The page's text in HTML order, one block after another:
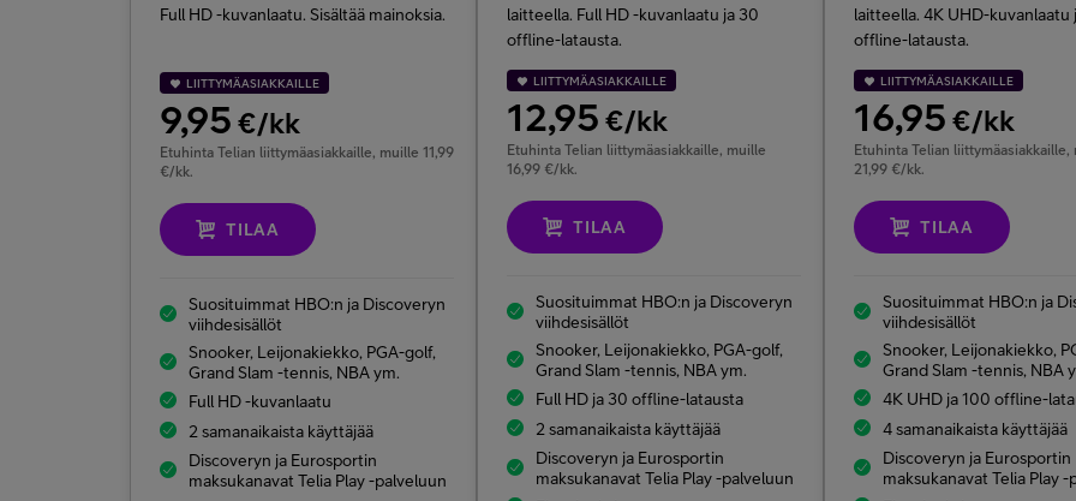
Full HD -kuvanlaatu. Sisältää mainoksia.
LIITTYMÄASIAKKAILLE
9,95 €/kk
Etuhinta Telian liittymäasiakkaille, muille 11,99
€/kk.
TILAA
Suosituimmat HBO:n ja Discoveryn
viihdesisällöt
Snooker, Leijonakiekko, PGA-golf,
Grand Slam -tennis, NBA ym.
Full HD -kuvanlaatu
2 samanaikaista käyttäjää
Discoveryn ja Eurosportin
maksukanavat Telia Play -palveluun
laitteella. Full HD -kuvanlaatu ja 30
offline-latausta.
LIITTYMÄASIAKKAILLE
12,95 €/kk
Etuhinta Telian liittymäasiakkaille, muille
16,99 €/kk.
TILAA
Suosituimmat HBO:n ja Discoveryn
viihdesisällöt
Snooker, Leijonakiekko, PGA-golf,
Grand Slam -tennis, NBA ym.
Full HD ja 30 offline-latausta
2 samanaikaista käyttäjää
Discoveryn ja Eurosportin
maksukanavat Telia Play -palveluun
laitteella. 4K UHD-kuvanlaatu
offline-latausta.
LIITTYMÄASIAKKAILLE
16,95 €/kk
Etuhinta Telian liittymäasiakkaille,
21,99 €/kk.
TILAA
Suosituimmat HBO:n ja
viihdesisällöt
Snooker, Leijonakiekko,
Grand Slam -tennis, NBA
4K UHD ja 100 offline-
4 samanaikaista käyttäjää
Discoveryn ja Eurosportin
maksukanavat Telia Play -